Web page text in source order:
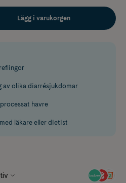
Lägg i varukorgen
av olika diarrésjukdomar
havre
läkare eller dietist